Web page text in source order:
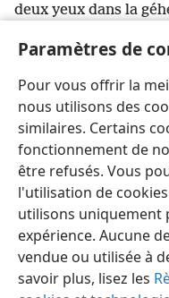
Paramètres de
Pour vous offrir la
nous utilisons des
similaires. Certains
fonctionnement de
être refusés. Vous
l'utilisation de
utilisons uniquement
expérience. Aucune
vendue ou utilisée à
savoir plus, lisez les
deux yeux dans la
49 « Car tout
50 Le sel est
saler, avec quoi le lui
vous-mêmes+, et
Français
Copyright © 2026 Watch
Conditions
Paramètres de